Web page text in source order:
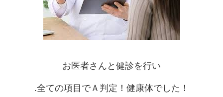
お医者さんと健診を行い
.全ての項目でＡ判定！健康体でした！